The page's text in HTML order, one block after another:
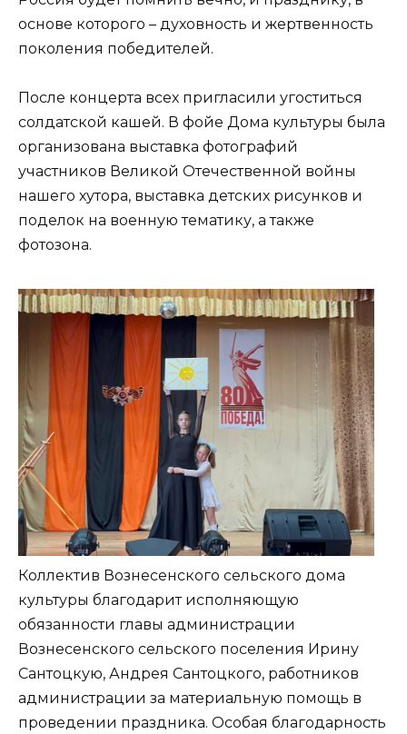
основе которого – духовность и жертвенность
поколения победителей.
После концерта всех пригласили угоститься
солдатской кашей. В фойе Дома культуры была
организована выставка фотографий
участников Великой Отечественной войны
нашего хутора, выставка детских рисунков и
поделок на военную тематику, а также
фотозона.
Коллектив Вознесенского сельского дома
культуры благодарит исполняющую
обязанности главы администрации
Вознесенского сельского поселения Ирину
Сантоцкую, Андрея Сантоцкого, работников
администрации за материальную помощь в
проведении праздника. Особая благодарность